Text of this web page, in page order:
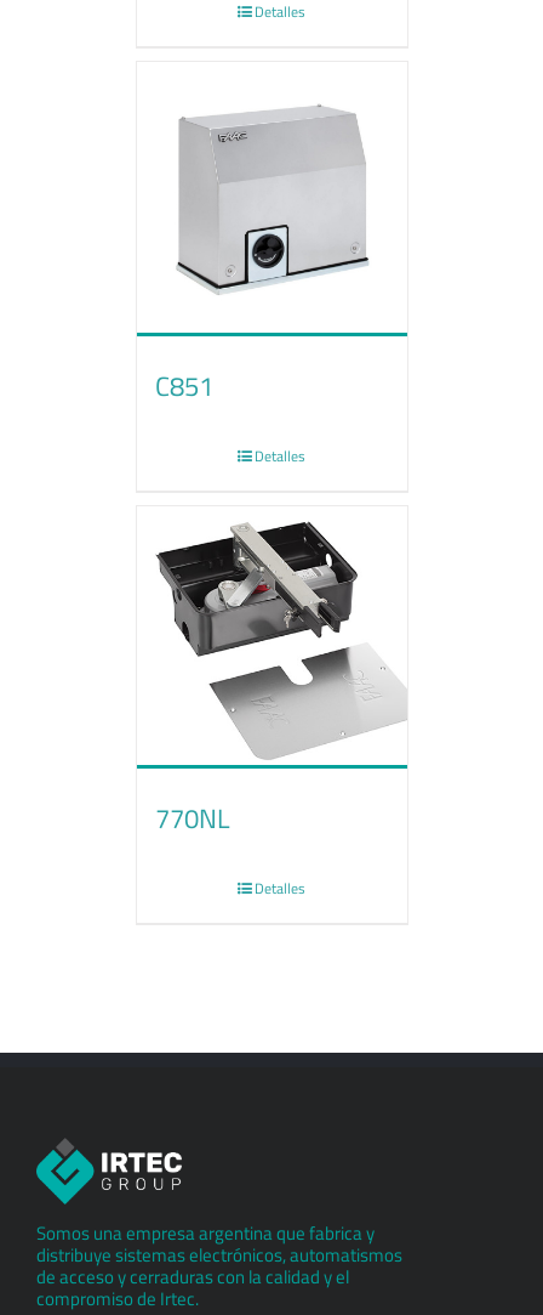
Detalles
C851
Detalles
770NL
Detalles
Somos una empresa argentina que fabrica y
distribuye sistemas electrónicos, automatismos
de acceso y cerraduras con la calidad y el
compromiso de Irtec.